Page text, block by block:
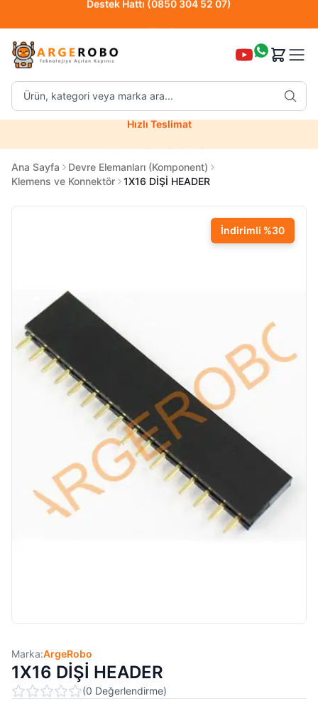
Ürün, kategori veya marka ara...
Ana Sayfa
Devre Elemanları (Komponent)
Klemens ve Konnektör
1X16 DİŞİ HEADER
İndirimli %30
Marka:ArgeRobo
1X16 DİŞİ HEADER
(0 Değerlendirme)